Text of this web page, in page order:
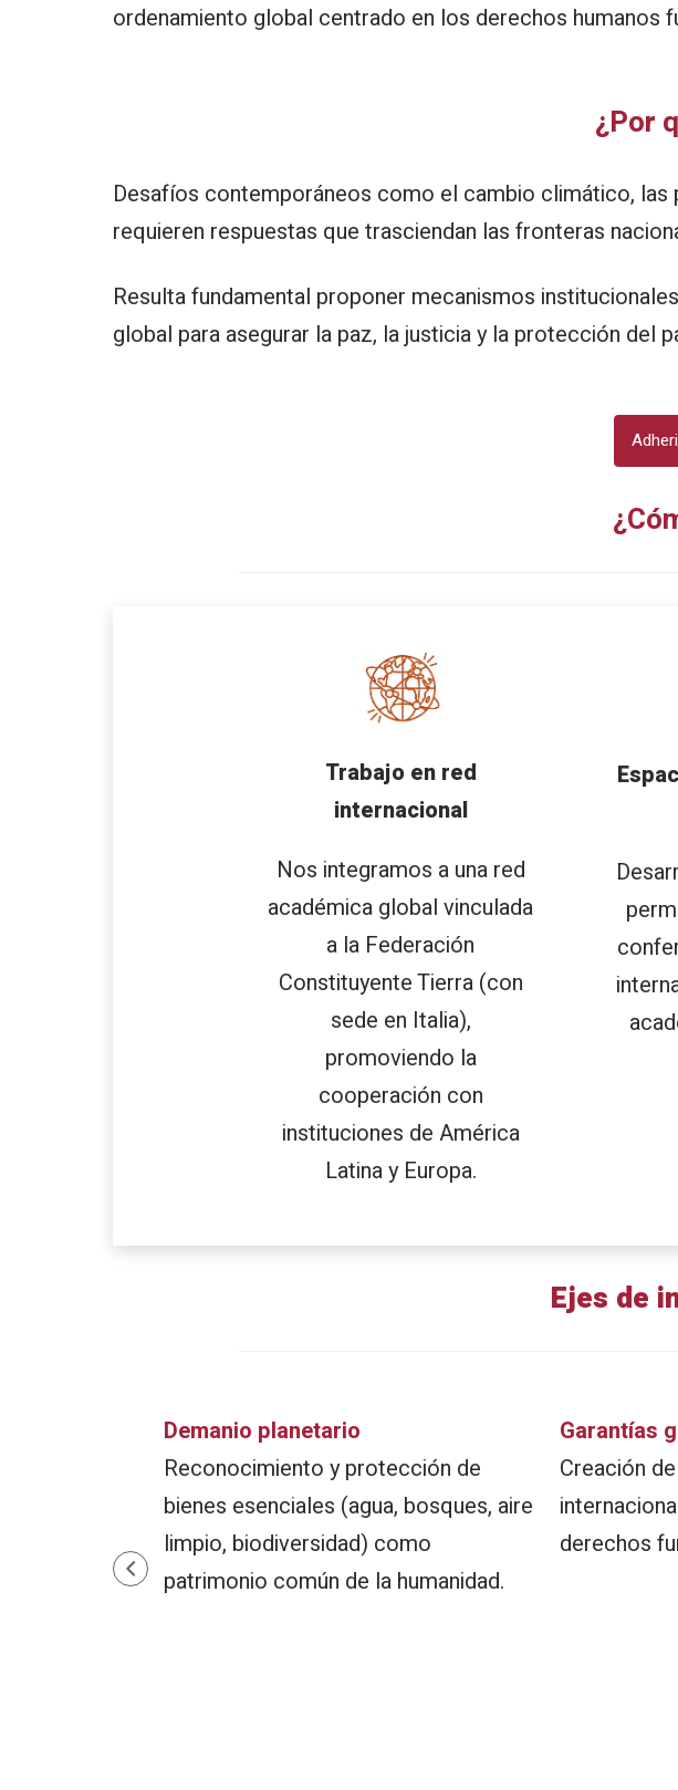
ordenamiento global centrado en los derechos humanos
¿Por
Desafíos contemporáneos como el cambio climático,
requieren respuestas que trasciendan las fronteras
Resulta fundamental proponer mecanismos
global para asegurar la paz, la justicia y la protección del
Trabajo en red
internacional
Nos integramos a una red
académica global vinculada
a la Federación
Constituyente Tierra (con
sede en Italia),
promoviendo la
cooperación con
instituciones de América
Latina y Europa.
Ejes de
Demanio planetario
Reconocimiento y protección de
bienes esenciales (agua, bosques, aire
limpio, biodiversidad) como
patrimonio común de la humanidad.
Garantías
Creación
derechos